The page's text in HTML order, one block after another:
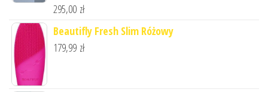
295,00 zł
Beautifly Fresh Slim Różowy
179,99 zł